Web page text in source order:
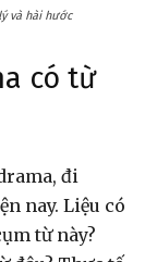
và hài hước
có từ
đi
nay. Liệu có
từ này?